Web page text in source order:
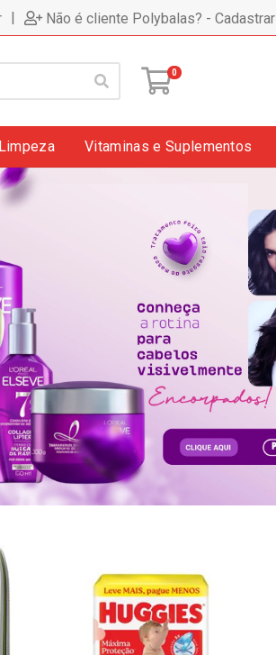
| Não é cliente Polybalas? - Cadastrar
0
Limpeza Vitaminas e Suplementos